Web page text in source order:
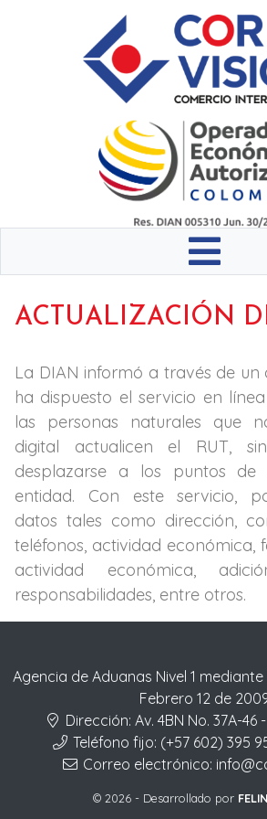
ACTUALIZACIÓN
La DIAN informó a través de
ha dispuesto el servicio en
las personas naturales que
digital actualicen el RUT,
desplazarse a los puntos
entidad. Con este servicio,
datos tales como dirección,
teléfonos, actividad económica,
actividad económica,
responsabilidades, entre otros.
Agencia de Aduanas Nivel 1
Febrero 12 de
Dirección: Av. 4BN No. 37A-46
Teléfono fijo: (+57 602) 395
Correo electrónico:
© 2026 - Desarrollado por